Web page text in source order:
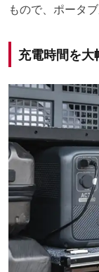
もので、ポータ
充電時間を大